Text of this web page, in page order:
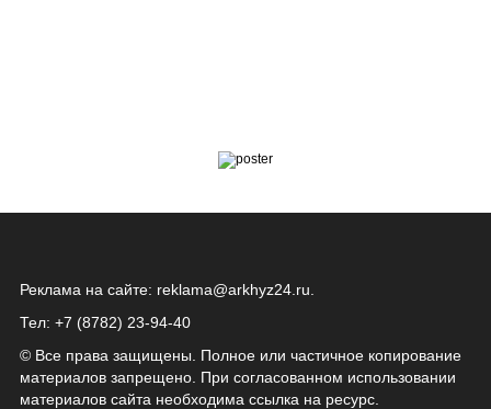
Реклама на сайте: reklama@arkhyz24.ru
Тел: +7 (8782) 23‑94‑40
© Все права защищены. Полное или частичное копирование
материалов запрещено. При согласованном использовании
материалов сайта необходима ссылка на ресурс.